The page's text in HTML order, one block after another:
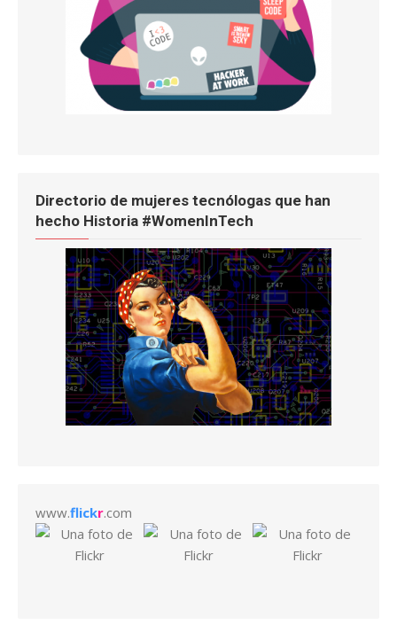
Directorio de mujeres tecnólogas que han
hecho Historia #WomenInTech
www.flickr.com